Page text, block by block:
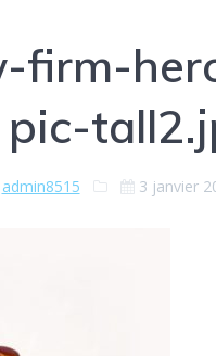
firm-
pic-
admin8515 3 janvier